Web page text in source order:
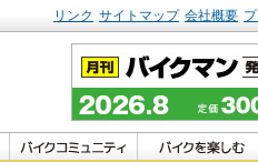
リンク サイトマップ 会社概要